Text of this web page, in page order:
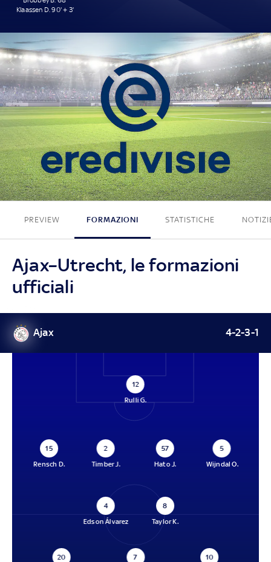
Klaassen D. 90' + 3'
3 - 1
PREVIEW FORMAZIONI STATISTICHE
Ajax–Utrecht, le formazioni
ufficiali
Ajax 4-2-3-1
12
Rulli G.
15
Rensch D.
2
Timber J.
57
Hato J.
5
Wijndal O.
4
Edson Álvarez
8
Taylor K.
20
7
10